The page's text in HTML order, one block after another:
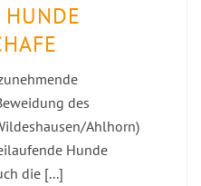
HUNDE
des
Ahlhorn)
Hunde
die [...]